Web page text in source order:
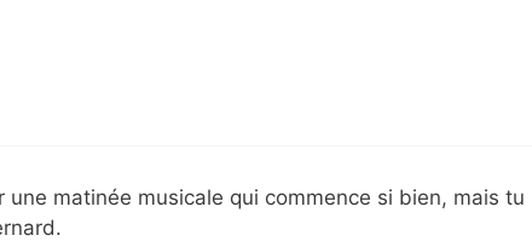
matinée musicale qui commence si bien, mais tu